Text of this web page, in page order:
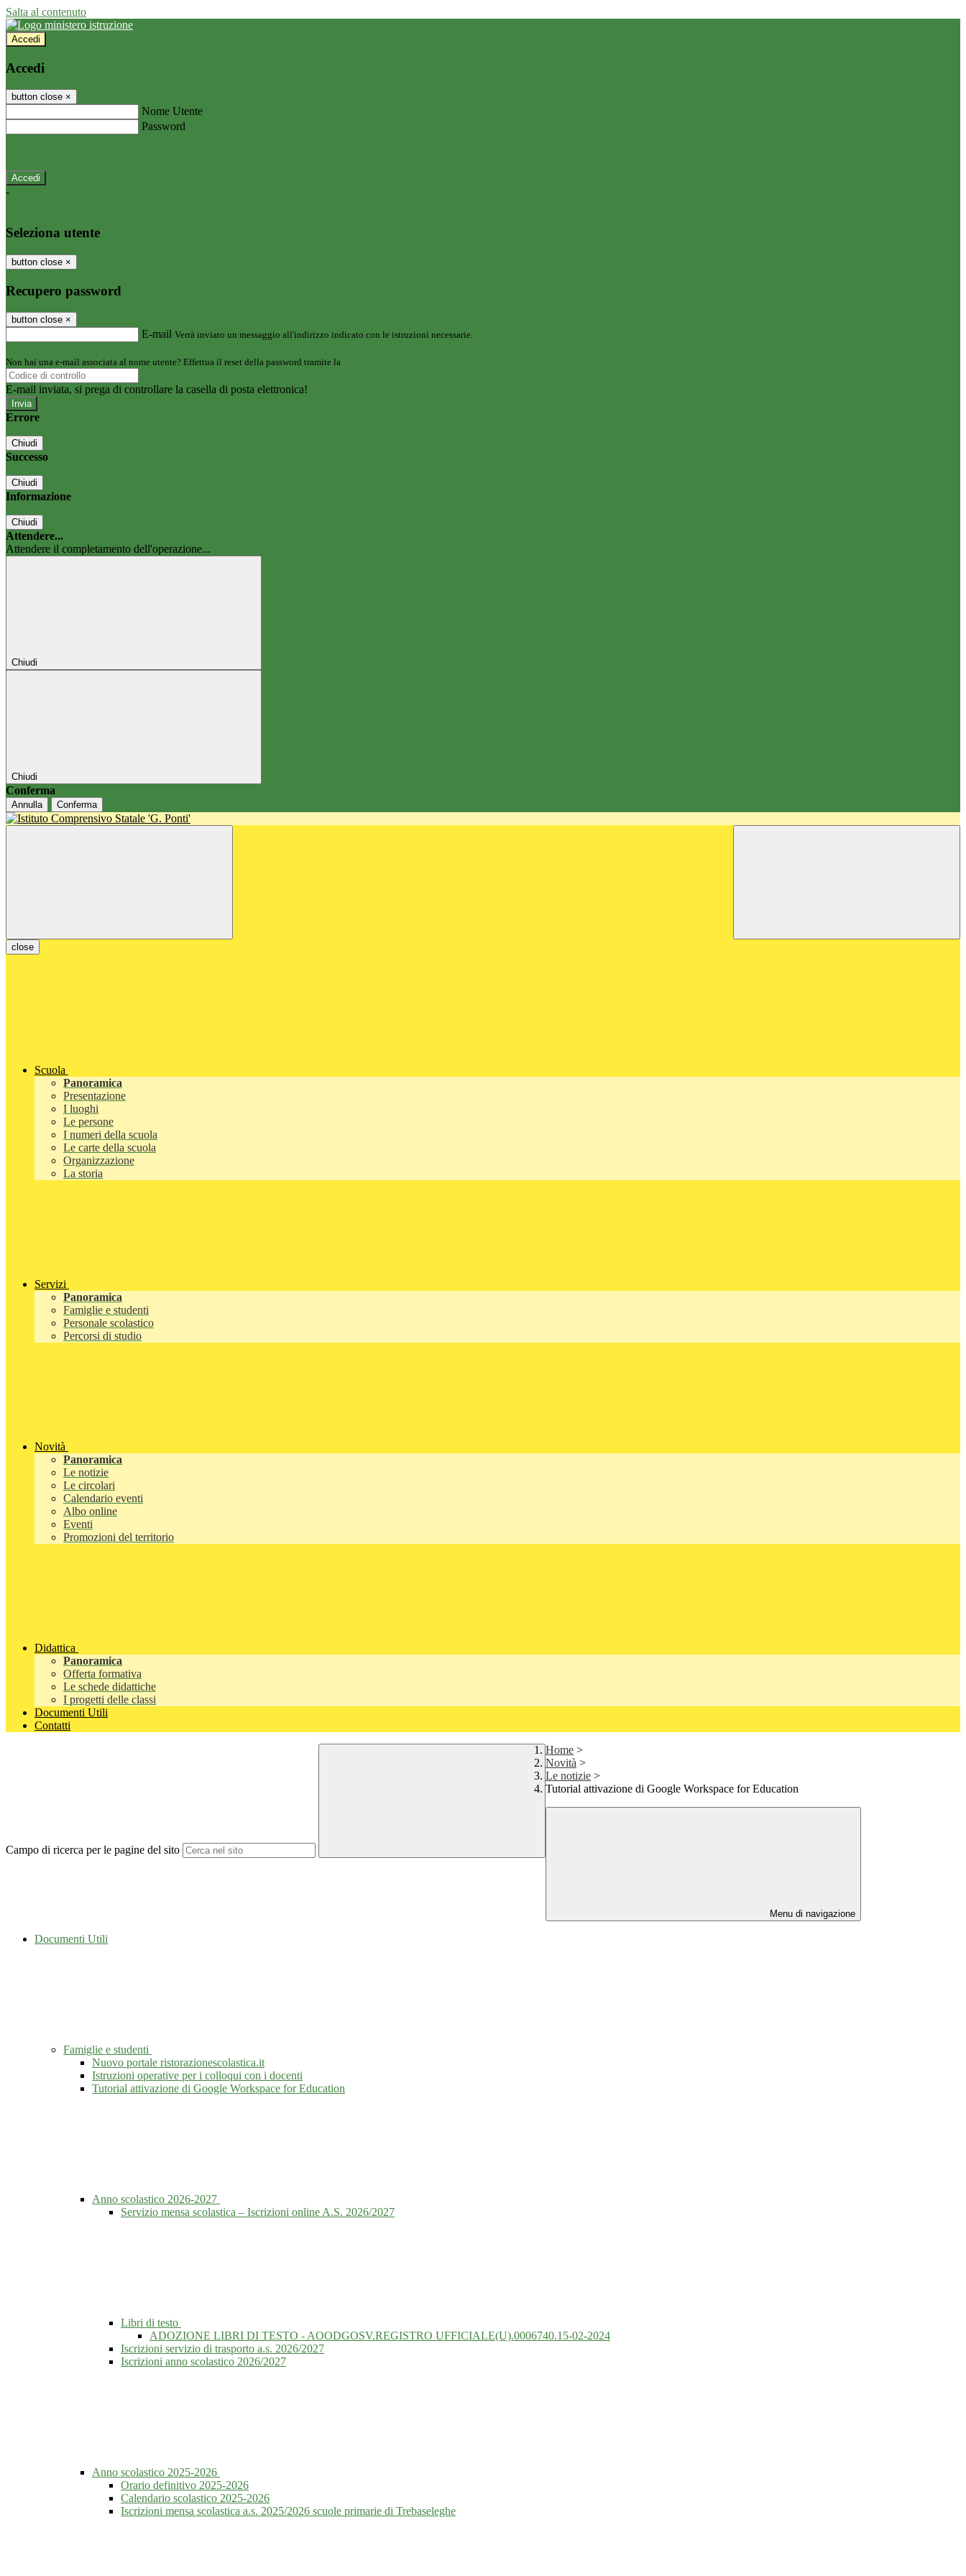
Salta al contenuto
Accedi
Accedi
button close ×
Nome Utente
Password
-
Seleziona utente
button close ×
Recupero password
button close ×
E-mail Verrà inviato un messaggio all'indirizzo indicato con le istruzioni necessarie.
Non hai una e-mail associata al nome utente? Effettua il reset della password tramite la
E-mail inviata, si prega di controllare la casella di posta elettronica!
Errore
Chiudi
Successo
Chiudi
Informazione
Chiudi
Attendere...
Attendere il completamento dell'operazione...
Chiudi
Chiudi
Conferma
Annulla Conferma
close
Scuola
Panoramica
Presentazione
I luoghi
Le persone
I numeri della scuola
Le carte della scuola
Organizzazione
La storia
Servizi
Panoramica
Famiglie e studenti
Personale scolastico
Percorsi di studio
Novità
Panoramica
Le notizie
Le circolari
Calendario eventi
Albo online
Eventi
Promozioni del territorio
Didattica
Panoramica
Offerta formativa
Le schede didattiche
I progetti delle classi
Documenti Utili
Contatti
Campo di ricerca per le pagine del sito
Home >
Novità >
Le notizie >
Tutorial attivazione di Google Workspace for Education
Menu di navigazione
Documenti Utili
Famiglie e studenti
Nuovo portale ristorazionescolastica.it
Istruzioni operative per i colloqui con i docenti
Tutorial attivazione di Google Workspace for Education
Anno scolastico 2026-2027
Servizio mensa scolastica – Iscrizioni online A.S. 2026/2027
Libri di testo
ADOZIONE LIBRI DI TESTO - AOODGOSV.REGISTRO UFFICIALE(U).0006740.15-02-2024
Iscrizioni servizio di trasporto a.s. 2026/2027
Iscrizioni anno scolastico 2026/2027
Anno scolastico 2025-2026
Orario definitivo 2025-2026
Calendario scolastico 2025-2026
Iscrizioni mensa scolastica a.s. 2025/2026 scuole primarie di Trebaseleghe